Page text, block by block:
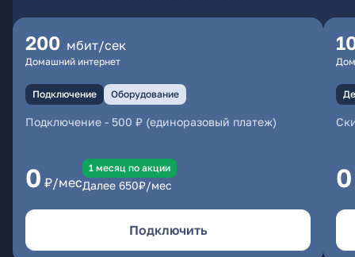
200 мбит/сек
Домашний интернет
Подключение Оборудование
Подключение - 500 ₽ (единоразовый платеж)
0 ₽/мес
1 месяц по акции
Далее 650₽/мес
Подключить
0